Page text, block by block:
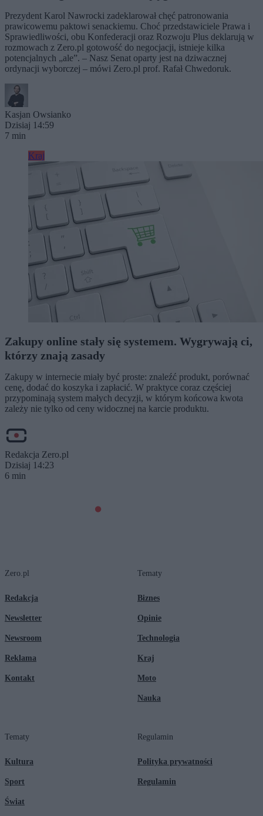
Prezydent Karol Nawrocki zadeklarował chęć patronowania
prawicowemu paktowi senackiemu. Choć przedstawiciele Prawa i
Sprawiedliwości, obu Konfederacji oraz Rozwoju Plus deklarują w
rozmowach z Zero.pl gotowość do negocjacji, istnieje kilka
potencjalnych „ale”. – Nasz Senat oparty jest na dziwacznej
ordynacji wyborczej – mówi Zero.pl prof. Rafał Chwedoruk.
Kasjan Owsianko
Dzisiaj 14:59
7 min
Kraj
Zakupy online stały się systemem. Wygrywają ci,
którzy znają zasady
Zakupy w internecie miały być proste: znaleźć produkt, porównać
cenę, dodać do koszyka i zapłacić. W praktyce coraz częściej
przypominają system małych decyzji, w którym końcowa kwota
zależy nie tylko od ceny widocznej na karcie produktu.
Redakcja Zero.pl
Dzisiaj 14:23
6 min
Zero.pl
Redakcja
Newsletter
Newsroom
Reklama
Kontakt
Tematy
Biznes
Opinie
Technologia
Kraj
Moto
Nauka
Tematy
Kultura
Sport
Świat
Regulamin
Polityka prywatności
Regulamin